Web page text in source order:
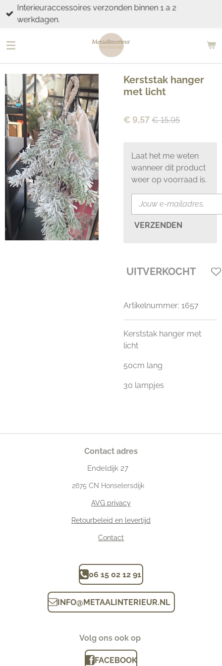
Ga
direct
de
Interieuraccessoires verzonden binnen 1 a 2
werkdagen.
Kerststak hanger
met licht
€ 9,57 € 15,95
Laat het me weten
wanneer dit product
weer op voorraad is.
VERZENDEN
UITVERKOCHT
Artikelnummer: 1657
Kerststak hanger met
licht
50cm lang
30 lampjes
Contact adres
Endeldijk 27
2675 CN Honselersdijk
AVG privacy
Retourbeleid en levertijd
Contact
06 15 02 12 91
INFO@METAALINTERIEUR.NL
Volg ons ook op
FACEBOOK